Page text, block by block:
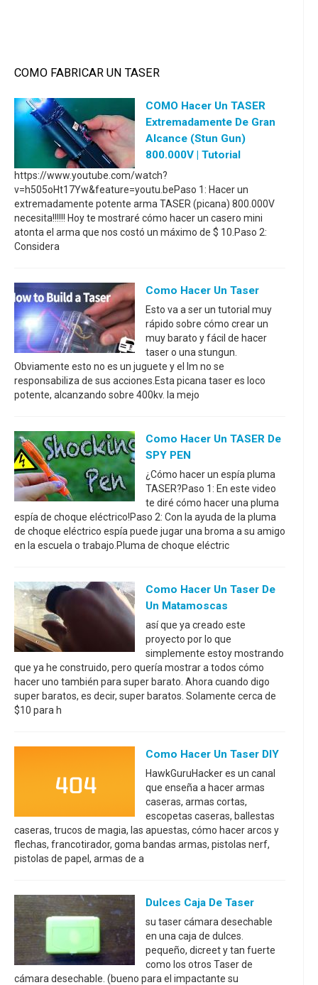
COMO FABRICAR UN TASER
COMO Hacer Un TASER
Extremadamente De Gran
Alcance (Stun Gun)
800.000V | Tutorial
https://www.youtube.com/watch?
v=h505oHt17Yw&feature=youtu.bePaso 1: Hacer un
extremadamente potente arma TASER (picana) 800.000V
necesita!!!!!! Hoy te mostraré cómo hacer un casero mini
atonta el arma que nos costó un máximo de $ 10.Paso 2:
Considera
Como Hacer Un Taser
Esto va a ser un tutorial muy
rápido sobre cómo crear un
muy barato y fácil de hacer
taser o una stungun.
Obviamente esto no es un juguete y el Im no se
responsabiliza de sus acciones.Esta picana taser es loco
potente, alcanzando sobre 400kv. la mejo
Como Hacer Un TASER De
SPY PEN
¿Cómo hacer un espía pluma
TASER?Paso 1: En este video
te diré cómo hacer una pluma
espía de choque eléctrico!Paso 2: Con la ayuda de la pluma
de choque eléctrico espía puede jugar una broma a su amigo
en la escuela o trabajo.Pluma de choque eléctric
Como Hacer Un Taser De
Un Matamoscas
así que ya creado este
proyecto por lo que
simplemente estoy mostrando
que ya he construido, pero quería mostrar a todos cómo
hacer uno también para super barato. Ahora cuando digo
super baratos, es decir, super baratos. Solamente cerca de
$10 para h
Como Hacer Un Taser DIY
HawkGuruHacker es un canal
que enseña a hacer armas
caseras, armas cortas,
escopetas caseras, ballestas
caseras, trucos de magia, las apuestas, cómo hacer arcos y
flechas, francotirador, goma bandas armas, pistolas nerf,
pistolas de papel, armas de a
Dulces Caja De Taser
su taser cámara desechable
en una caja de dulces.
pequeño, dicreet y tan fuerte
como los otros Taser de
cámara desechable. (bueno para el impactante su